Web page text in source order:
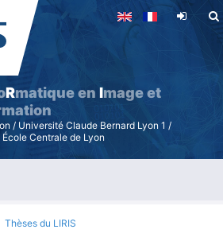
Aller
contenu
principal
Rmatique en Image et
/ Université Claude Bernard Lyon 1 /
Centrale de Lyon
Thèses du LIRIS